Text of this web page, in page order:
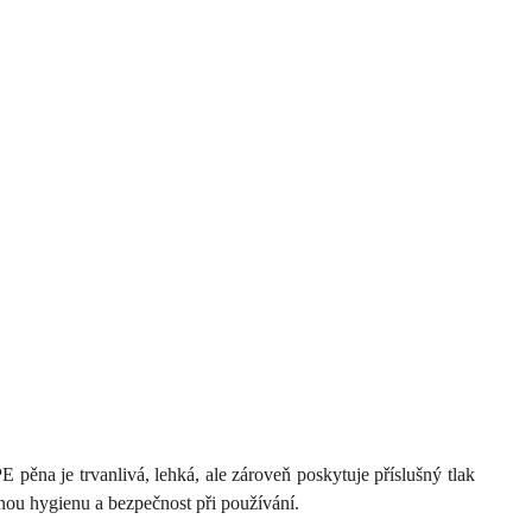
pěna je trvanlivá, lehká, ale zároveň poskytuje příslušný tlak
hygienu a bezpečnost při používání.